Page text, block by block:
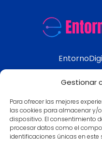
Gestionar
Para ofrecer las mejores
las cookies para almacenar y/
dispositivo. El consentimiento
procesar datos como el
identificaciones únicas en este
Política de
Política